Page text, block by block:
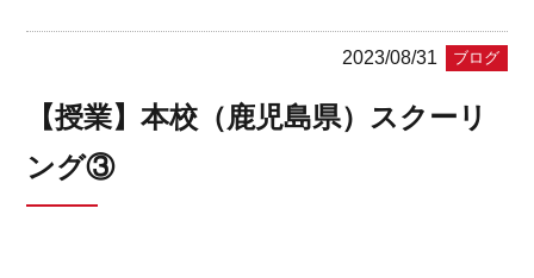
2023/08/31 ブログ
【授業】本校（鹿児島県）スクーリ
ング③